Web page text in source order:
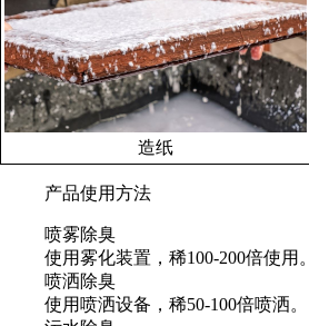
造纸
产品使用方法
喷雾除臭
使用雾化装置，稀100-200倍使用。
喷洒除臭
使用喷洒设备，稀50-100倍喷洒。